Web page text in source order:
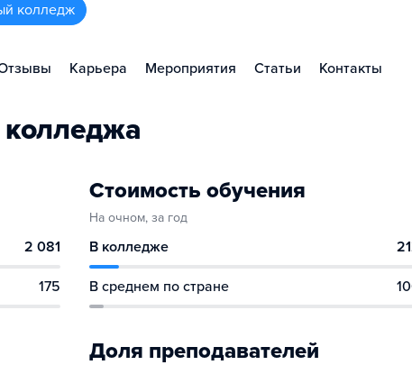
колледж
Карьера Мероприятия Статьи Контакты
2 081
175
Стоимость обучения
На очном, за год
В колледже
В среднем по стране
Доля преподавателей